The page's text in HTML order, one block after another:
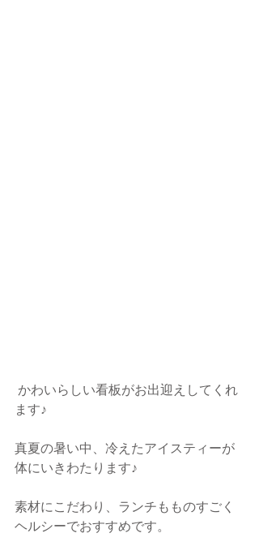
ます♪
真夏の暑い中、冷えたアイスティーが
体にいきわたります♪
素材にこだわり、ランチもものすごく
ヘルシーでおすすめです。